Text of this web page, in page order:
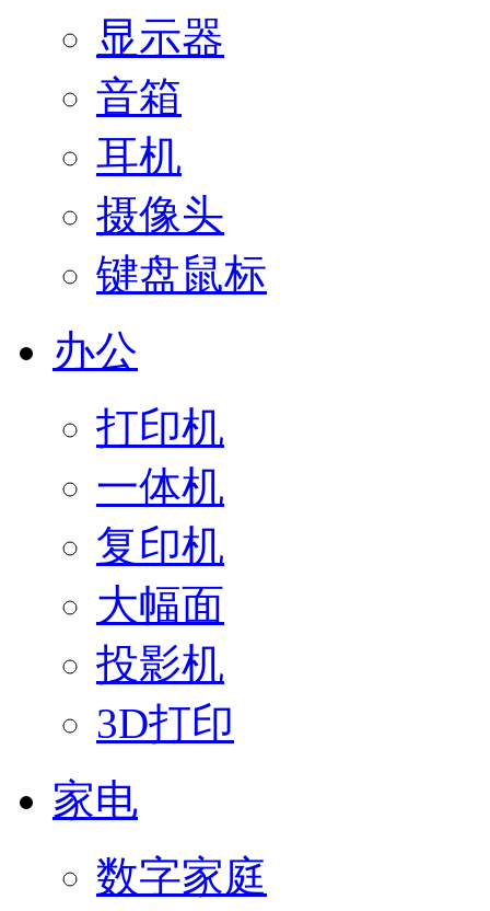
显示器
音箱
耳机
摄像头
键盘鼠标
办公
打印机
一体机
复印机
大幅面
投影机
3D打印
家电
数字家庭